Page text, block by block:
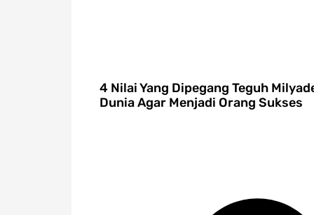
4 Nilai Yang Dipegang Teguh
Dunia Agar Menjadi Orang Sukses